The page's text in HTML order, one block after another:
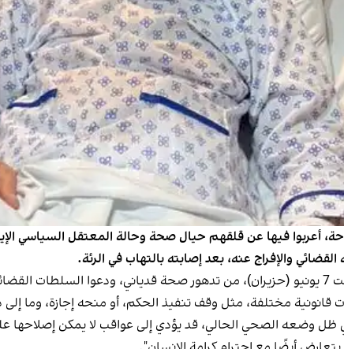
والإفراج عنه، بعد إصابته بالتهاب في الرئة.
وحذّر الموقعون على الرسالة، التي نُشرت يوم السبت 7 يونيو (حزيران)، من تدهور صحة
قانونية مختلفة، مثل وقف تنفيذ الحكم، أو منحه إجازة، وما
ظل وضعه الصحي الحالي، قد يؤدي إلى عواقب لا يمكن إصلاحها